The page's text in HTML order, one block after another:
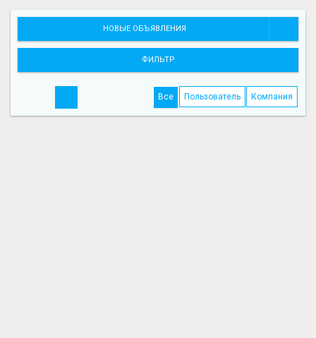
НОВЫЕ ОБЪЯВЛЕНИЯ
ФИЛЬТР
Все Пользователь Компания